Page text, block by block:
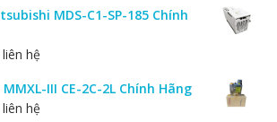
MDS-C1-SP-185 Chính
hệ
III CE-2C-2L Chính Hãng
hệ